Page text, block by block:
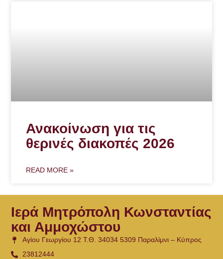
Ανακοίνωση για τις
θερινές διακοπές 2026
READ MORE »
Ιερά Μητρόπολη Κωνσταντίας
και Αμμοχώστου
Αγίου Γεωργίου 12 Τ.Θ. 34034 5309 Παραλίμνι – Κύπρος
23812444